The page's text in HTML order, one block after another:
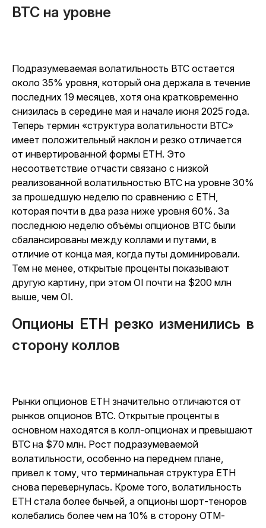
BTC на уровне
Подразумеваемая волатильность BTC остается
около 35% уровня, который она держала в течение
последних 19 месяцев, хотя она кратковременно
снизилась в середине мая и начале июня 2025 года.
Теперь термин «структура волатильности BTC»
имеет положительный наклон и резко отличается
от инвертированной формы ETH. Это
несоответствие отчасти связано с низкой
реализованной волатильностью BTC на уровне 30%
за прошедшую неделю по сравнению с ETH,
которая почти в два раза ниже уровня 60%. За
последнюю неделю объёмы опционов BTC были
сбалансированы между коллами и путами, в
отличие от конца мая, когда путы доминировали.
Тем не менее, открытые проценты показывают
другую картину, при этом OI почти на $200 млн
выше, чем OI.
Опционы ETH резко изменились в
сторону коллов
Рынки опционов ETH значительно отличаются от
рынков опционов BTC. Открытые проценты в
основном находятся в колл-опционах и превышают
BTC на $70 млн. Рост подразумеваемой
волатильности, особенно на переднем плане,
привел к тому, что терминальная структура ETH
снова перевернулась. Кроме того, волатильность
ETH стала более бычьей, а опционы шорт-теноров
колебались более чем на 10% в сторону OTM-